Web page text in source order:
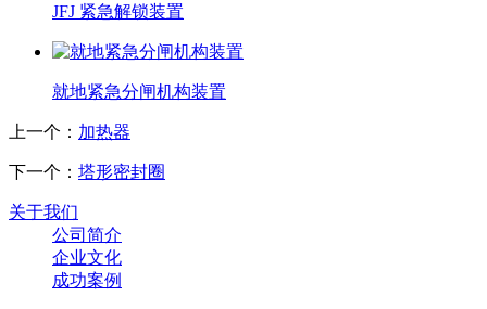
JFJ 紧急解锁装置
就地紧急分闸机构装置
上一个： 加热器
下一个： 塔形密封圈
关于我们
公司简介
企业文化
成功案例